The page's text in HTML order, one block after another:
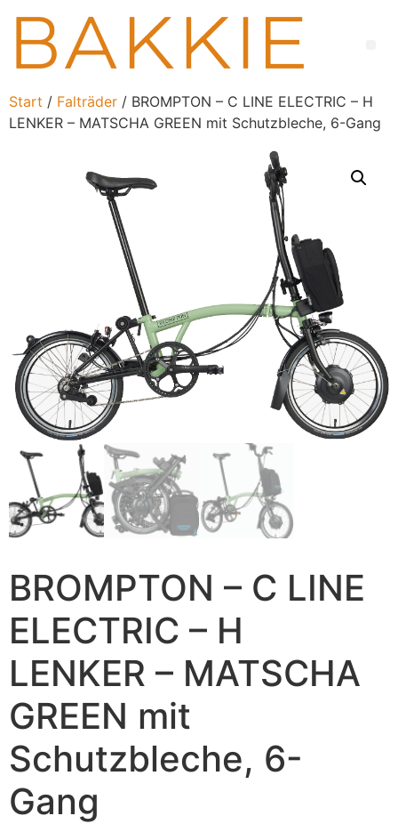
Start / Falträder / BROMPTON – C LINE ELECTRIC – H
LENKER – MATSCHA GREEN mit Schutzbleche, 6-Gang
BROMPTON – C LINE
ELECTRIC – H
LENKER – MATSCHA
GREEN mit
Schutzbleche, 6-
Gang